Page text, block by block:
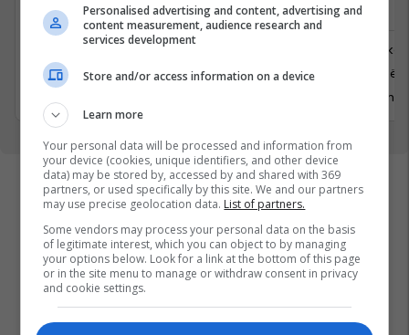
Prishtinë
1 Qershor 2026
Depo
Logjistikë
Prishtinë,
2
Personalised advertising and content, advertising and
content measurement, audience research and
services development
Store and/or access information on a device
Learn more
Your personal data will be processed and information from
your device (cookies, unique identifiers, and other device
data) may be stored by, accessed by and shared with 369
partners, or used specifically by this site. We and our partners
may use precise geolocation data. List of partners.
Some vendors may process your personal data on the basis
of legitimate interest, which you can object to by managing
your options below. Look for a link at the bottom of this page
or in the site menu to manage or withdraw consent in privacy
and cookie settings.